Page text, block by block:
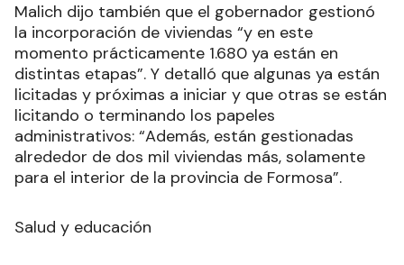
Malich dijo también que el gobernador gestionó
la incorporación de viviendas “y en este
momento prácticamente 1.680 ya están en
distintas etapas”. Y detalló que algunas ya están
licitadas y próximas a iniciar y que otras se están
licitando o terminando los papeles
administrativos: “Además, están gestionadas
alrededor de dos mil viviendas más, solamente
para el interior de la provincia de Formosa”.
Salud y educación